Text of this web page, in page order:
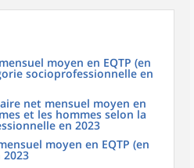
moyen en EQTP (en
socioprofessionnelle en
net mensuel moyen en
et les hommes selon la
en 2023
moyen en EQTP (en
2023